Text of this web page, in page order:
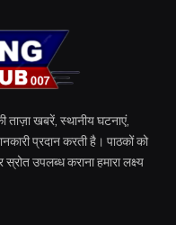
ताज़ा खबरें, स्थानीय घटनाएं,
प्रदान करती है। पाठकों को
उपलब्ध कराना हमारा लक्ष्य